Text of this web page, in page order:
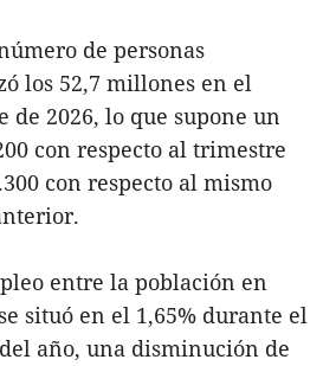
de personas
los 52,7 millones en el
de 2026, lo que supone un
con respecto al trimestre
con respecto al mismo
entre la población en
situó en el 1,65% durante el
año, una disminución de